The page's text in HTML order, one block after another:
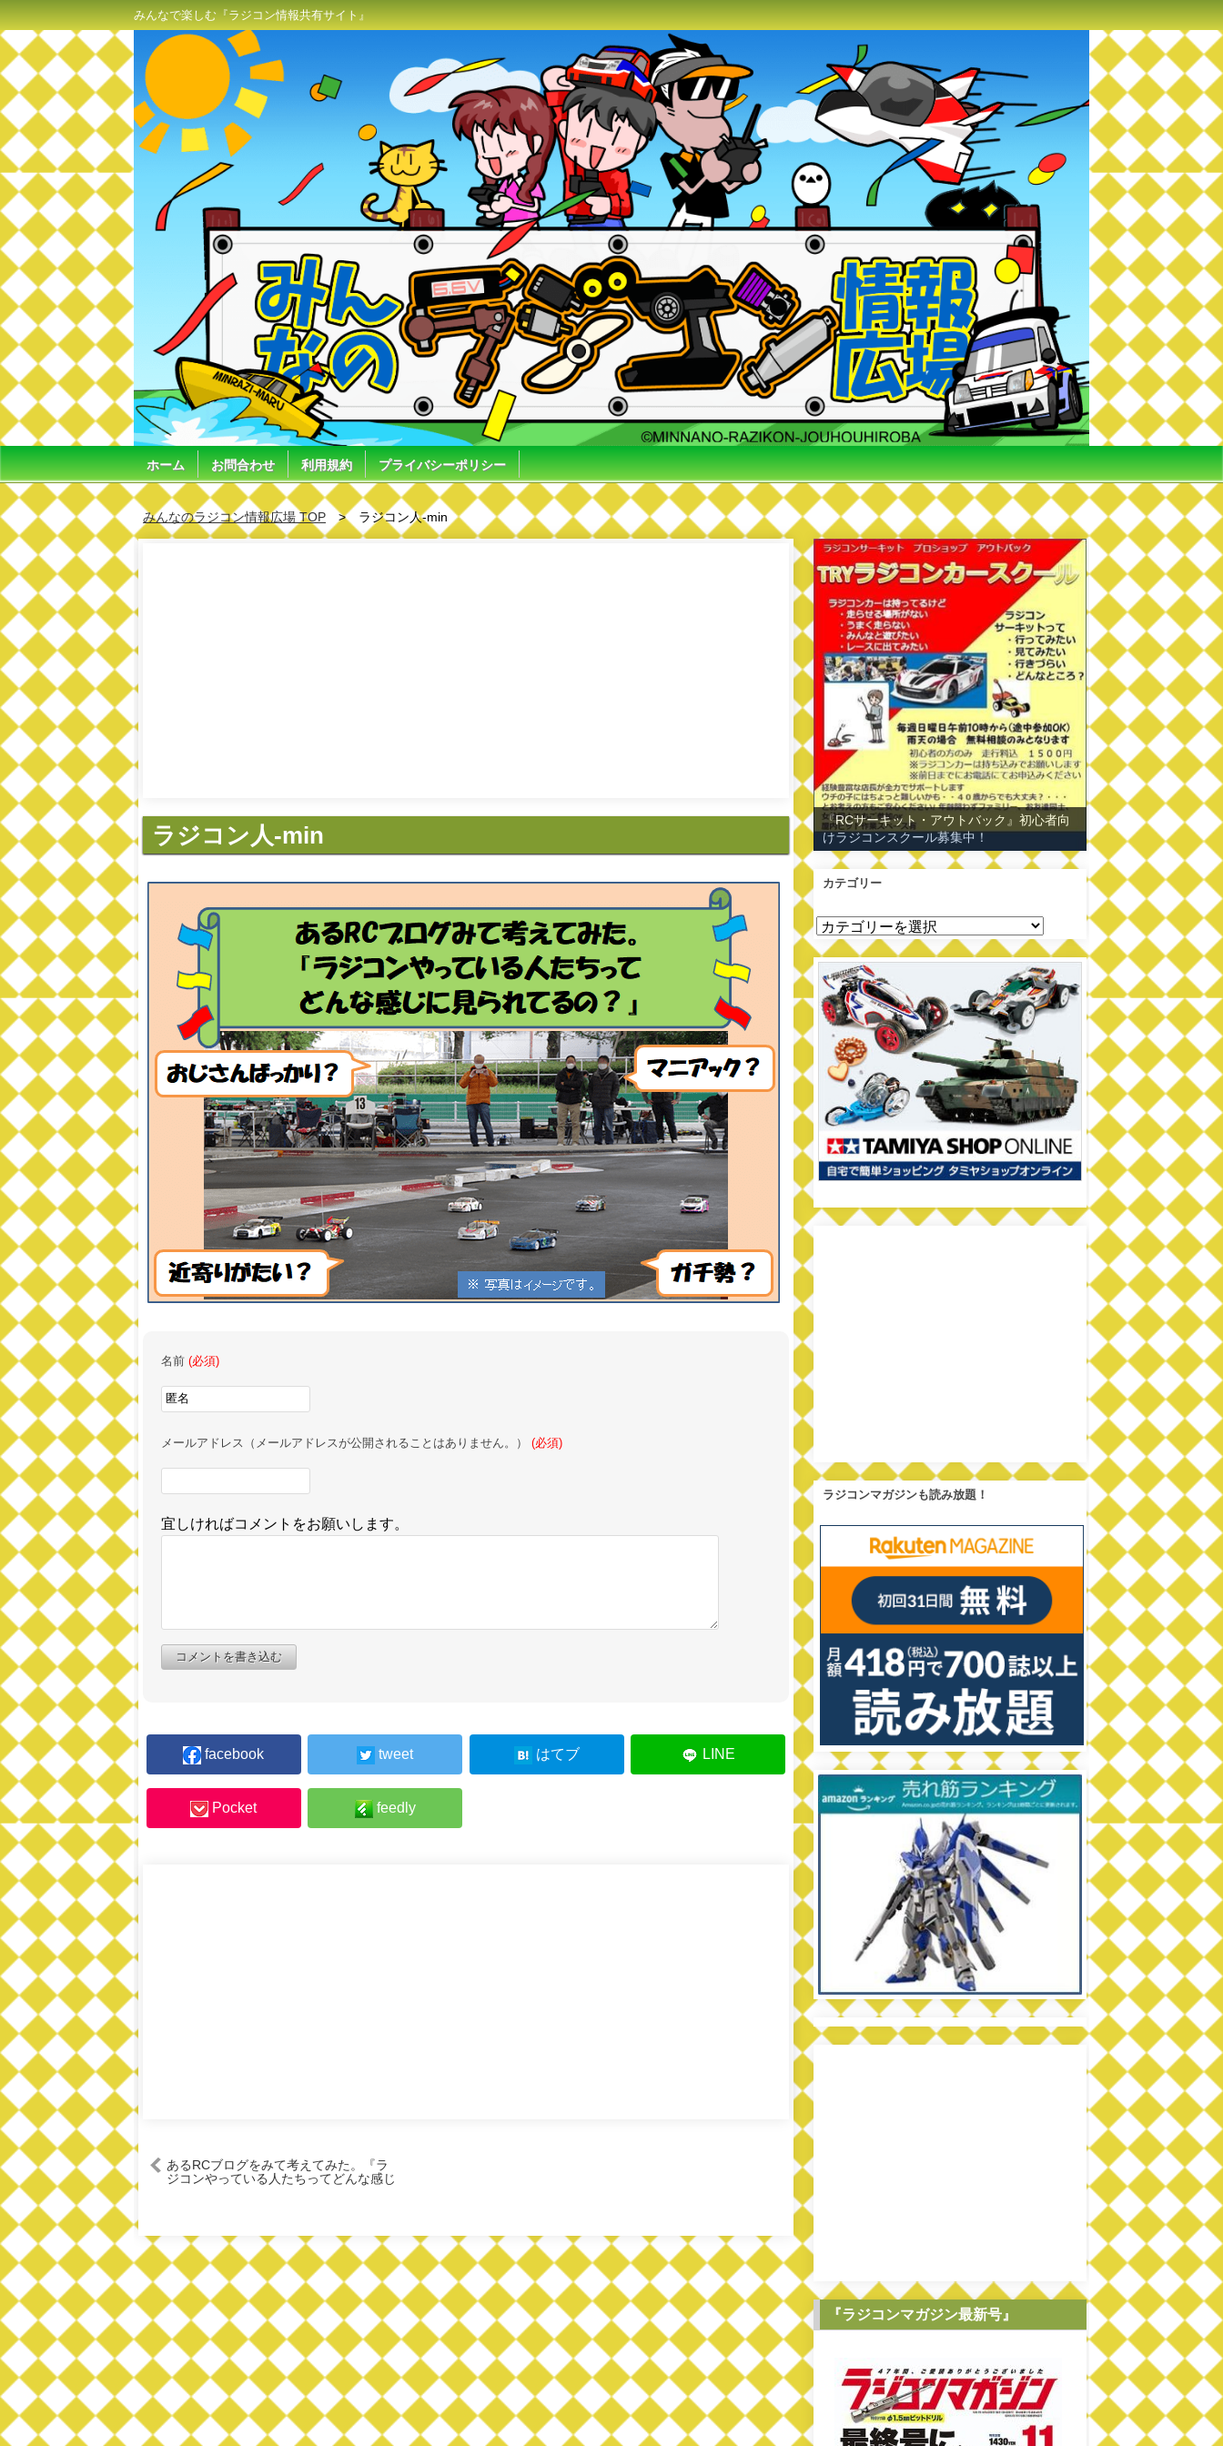
みんなで楽しむ『ラジコン情報共有サイト』
ホーム お問合わせ 利用規約 プライバシーポリシー
みんなのラジコン情報広場 TOP ラジコン人-min
ラジコン人-min
名前 (必須)
メールアドレス（メールアドレスが公開されることはありません。） (必須)
宜しければコメントをお願いします。
コメントを書き込む
facebook tweet はてブ LINE
Pocket feedly
あるRCブログをみて考えてみた。『ラ
ジコンやっている人たちってどんな感じ
『RCサーキット・アウトバック』初心者向
けラジコンスクール募集中！
カテゴリー
ラジコンマガジンも読み放題！
『ラジコンマガジン最新号』